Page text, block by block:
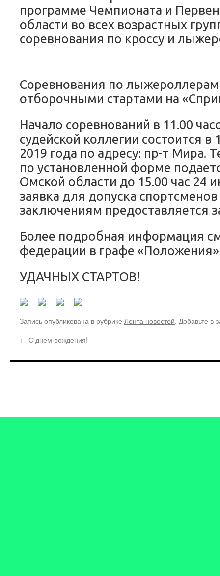
программе Чемпионата и
области во всех возрастных
соревнования по кроссу и
Соревнования по
отборочными стартами на
Начало соревнований в 11.00
судейской коллегии состоится в
2019 года по адресу: пр-т Мира.
по установленной форме
Омской области до 15.00 час 24
заявка для допуска
заключениям предоставляется
Более подробная информация
федерации в графе
УДАЧНЫХ СТАРТОВ!
Запись опубликована в рубрике Лента новостей. Добавьте в
← С днем рождения!